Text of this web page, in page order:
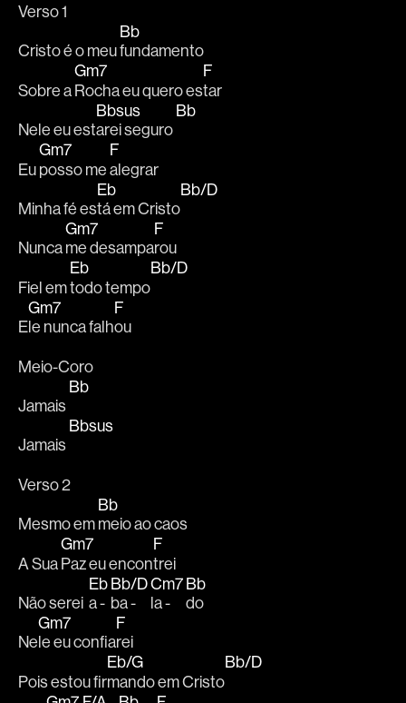
Verso 1
Cristo é o meu
Bb
fundamento
Sobre a
Gm7
Rocha eu quero es
F
tar
Nele eu est
Bbsus
arei seguro
Bb
Eu
Gm7
posso me
F
alegrar
Minha fé es
Eb
tá em Cristo
Bb/D
Nunca
Gm7
me desampa
F
rou
Fiel em
Eb
todo tempo
Bb/D
E
Gm7
le nunca falh
F
ou
Meio-Coro
Jamais
Bb
Jamais
Bbsus
Verso 2
Mesmo em
Bb
meio ao caos
A Sua
Gm7
Paz eu encon
F
trei
Não serei
Eb
a -
Bb/D
ba -
Cm7
la -
Bb
do
Ne
Gm7
le eu confia
F
rei
Pois estou fir
Eb/G
mando em Cristo
Bb/D